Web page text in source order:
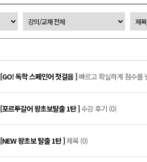
[GO! 독학 스페인어 첫걸음 ] 빠르고 확실하게 점수를
[포르투갈어 왕초보탈출 1탄 ]수강 후기 (0)
[NEW 왕초보 탈출 1탄 ]제목 (0)